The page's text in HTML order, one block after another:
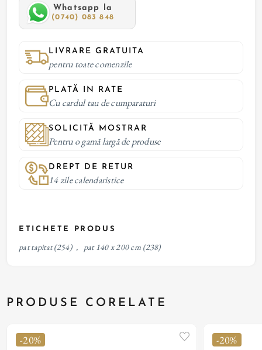
Whatsapp la
(0740) 083 848
LIVRARE GRATUITA
pentru toate comenzile
PLATĂ IN RATE
Cu cardul tau de cumparaturi
SOLICITĂ MOSTRAR
Pentru o gamă largă de produse
DREPT DE RETUR
14 zile calendaristice
ETICHETE PRODUS
pat tapitat (254) , pat 140 x 200 cm (238)
PRODUSE CORELATE
-20% -20%